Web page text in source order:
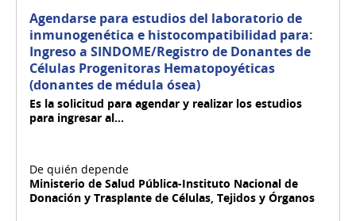
asistente
social
o
médicos
del
INDT
Agendarse para estudios del laboratorio de
inmunogenética e histocompatibilidad para:
Ingreso a SINDOME/Registro de Donantes de
Células Progenitoras Hematopoyéticas
(donantes de médula ósea)
Es la solicitud para agendar y realizar los estudios
para ingresar al...
Ministerio de Salud Pública-Instituto Nacional de
Donación y Trasplante de Células, Tejidos y Órganos